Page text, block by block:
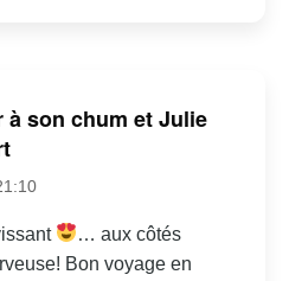
son chum et Julie
… aux côtés
Bon voyage en